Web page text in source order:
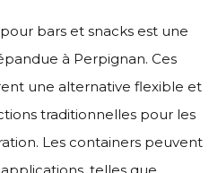
bars et snacks est une
à Perpignan. Ces
une alternative flexible et
traditionnelles pour les
Les containers peuvent